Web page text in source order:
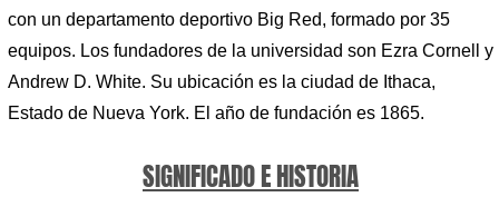
con un departamento deportivo Big Red, formado por 35
equipos. Los fundadores de la universidad son Ezra Cornell y
Andrew D. White. Su ubicación es la ciudad de Ithaca,
Estado de Nueva York. El año de fundación es 1865.
SIGNIFICADO E HISTORIA